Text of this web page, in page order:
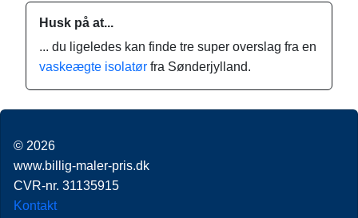
Husk på at...
... du ligeledes kan finde tre super overslag fra en
vaskeægte isolatør fra Sønderjylland.
© 2026
www.billig-maler-pris.dk
CVR-nr. 31135915
Kontakt